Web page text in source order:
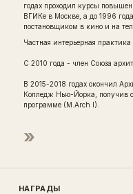
годах проходил курсы
ВГИКе в Москве, а до 1996
постановщиком в кино и на
Частная интерьерная
С 2010 года - член Союза
В 2015-2018 годах окончил
Колледж Нью-Йорка, получив
программе (M.Arch I).
»
НАГРАДЫ